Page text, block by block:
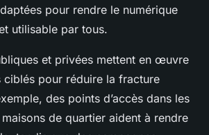
pour rendre le numérique
utilisable par tous.
et privées mettent en œuvre
ciblés pour réduire la fracture
des points d’accès dans les
de quartier aident à rendre